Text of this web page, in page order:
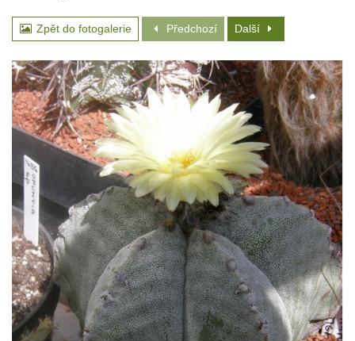
Zpět do fotogalerie Předchozí Další